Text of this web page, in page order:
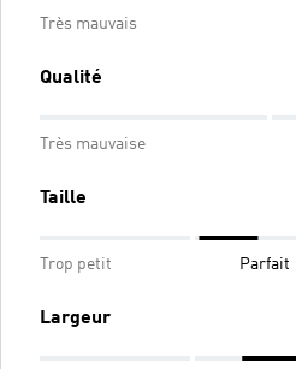
Très mauvais
Qualité
Très mauvaise
Taille
Trop petit Parfait
Largeur